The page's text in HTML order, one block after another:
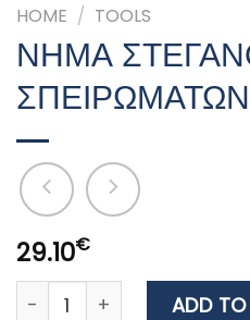
HOME / TOOLS
ΝΗΜΑ
ΣΠΕΙΡΩΜΑΤΩΝ
29.10€
ΝΗΜΑ ΣΤΕΓΑΝΟΠΟΙΗΣΗΣ
ADD